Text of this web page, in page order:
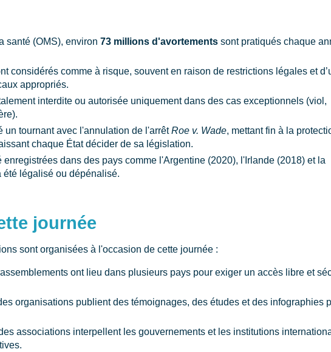
santé (OMS), environ 73 millions d'avortements sont pratiqués chaque
considérés comme à risque, souvent en raison de restrictions légales et
appropriés.
interdite ou autorisée uniquement dans des cas exceptionnels (viol,
un tournant avec l'annulation de l'arrêtRoe v. Wade, mettant fin à la
chaque État décider de sa législation.
dans des pays comme l'Argentine (2020), l'Irlande (2018) et la
légalisé ou dépénalisé.
journée
sont organisées à l'occasion de cette journée :
ont lieu dans plusieurs pays pour exiger un accès libre et
organisations publient des témoignages, des études et des infographies
associations interpellent les gouvernements et les institutions